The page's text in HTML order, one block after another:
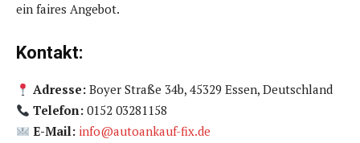
ein faires Angebot.
Kontakt:
Adresse: Boyer Straße 34b, 45329 Essen, Deutschland
Telefon: 0152 03281158
E-Mail: info@autoankauf-fix.de